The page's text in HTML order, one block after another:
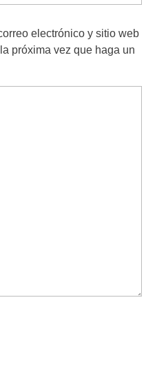
electrónico y sitio web
próxima vez que haga un